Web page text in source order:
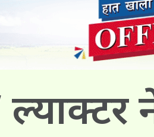
ल्याक्टर